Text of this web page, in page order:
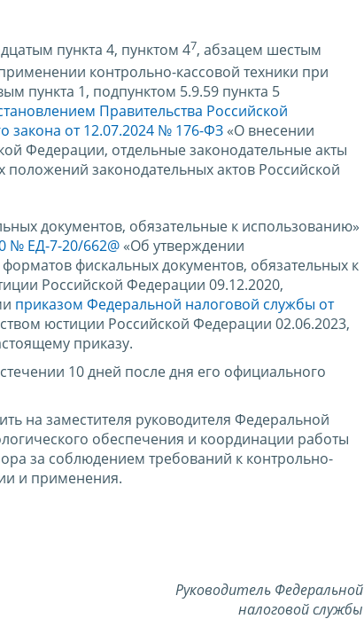
пункта 4, пунктом 47, абзацем шестым
контрольно-кассовой техники при
пункта 1, подпунктом 5.9.59 пункта 5
Правительства Российской
закона от 12.07.2024 № 176-ФЗ «О внесении
Федерации, отдельные законодательные акты
законодательных актов Российской
документов, обязательные к использованию»
№ ЕД-7-20/662@ «Об утверждении
фискальных документов, обязательных к
Российской Федерации 09.12.2020,
приказом Федеральной налоговой службы от
юстиции Российской Федерации 02.06.2023,
приказу.
10 дней после дня его официального
на заместителя руководителя Федеральной
обеспечения и координации работы
за соблюдением требований к контрольно-
и применения.
Руководитель Федеральной
налоговой службы